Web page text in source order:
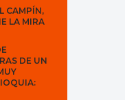
CAMPÍN,
LA MIRA
DE UN